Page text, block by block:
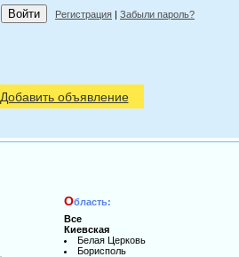
Регистрация | Забыли пароль?
Добавить объявление
Область:
Все
Киевская
Белая Церковь
Борисполь